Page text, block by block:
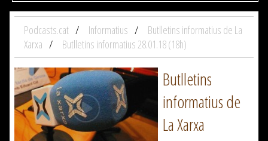
Podcasts.cat Informatius
Butlletins informatius de La
Xarxa
Butlletins informatius 28.01.18 (18h)
Butlletins
informatius de
La Xarxa